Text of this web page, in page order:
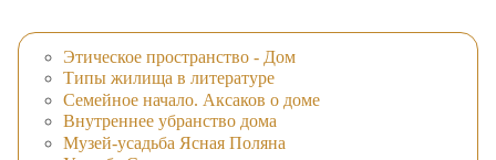
Этическое пространство - Дом
Типы жилища в литературе
Семейное начало. Аксаков о доме
Внутреннее убранство дома
Музей-усадьба Ясная Поляна